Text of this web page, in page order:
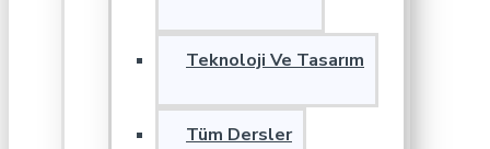
Teknoloji Ve Tasarım
Tüm Dersler